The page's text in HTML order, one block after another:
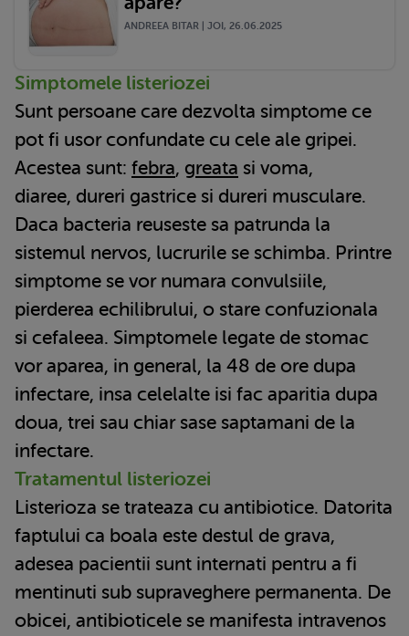
ANDREEA BITAR | JOI, 26.06.2025
Simptomele listeriozei
Sunt persoane care dezvolta simptome ce
pot fi usor confundate cu cele ale gripei.
Acestea sunt: febra, greata si voma,
diaree, dureri gastrice si dureri musculare.
Daca bacteria reuseste sa patrunda la
sistemul nervos, lucrurile se schimba. Printre
simptome se vor numara convulsiile,
pierderea echilibrului, o stare confuzionala
si cefaleea. Simptomele legate de stomac
vor aparea, in general, la 48 de ore dupa
infectare, insa celelalte isi fac aparitia dupa
doua, trei sau chiar sase saptamani de la
infectare.
Tratamentul listeriozei
Listerioza se trateaza cu antibiotice. Datorita
faptului ca boala este destul de grava,
adesea pacientii sunt internati pentru a fi
mentinuti sub supraveghere permanenta. De
obicei, antibioticele se manifesta intravenos